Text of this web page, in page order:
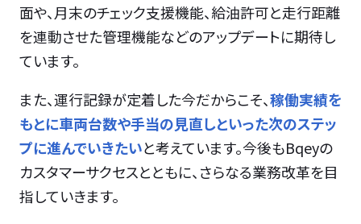
面や、月末のチェック支援機能、給油許可と走行距離
を連動させた管理機能などのアップデートに期待し
ています。
また、運行記録が定着した今だからこそ、稼働実績を
もとに車両台数や手当の見直しといった次のステッ
プに進んでいきたいと考えています。今後もBqeyの
カスタマーサクセスとともに、さらなる業務改革を目
指していきます。